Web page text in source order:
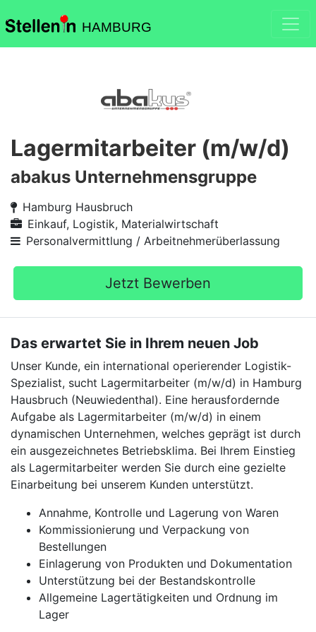
HAMBURG
Lagermitarbeiter (m/w/d)
abakus Unternehmensgruppe
Hamburg Hausbruch
Einkauf, Logistik, Materialwirtschaft
Personalvermittlung / Arbeitnehmerüberlassung
Jetzt Bewerben
Das erwartet Sie in Ihrem neuen Job
Unser Kunde, ein international operierender Logistik-
Spezialist, sucht Lagermitarbeiter (m/w/d) in Hamburg
Hausbruch (Neuwiedenthal). Eine herausfordernde
Aufgabe als Lagermitarbeiter (m/w/d) in einem
dynamischen Unternehmen, welches geprägt ist durch
ein ausgezeichnetes Betriebsklima. Bei Ihrem Einstieg
als Lagermitarbeiter werden Sie durch eine gezielte
Einarbeitung bei unserem Kunden unterstützt.
Annahme, Kontrolle und Lagerung von Waren
Kommissionierung und Verpackung von
Bestellungen
Einlagerung von Produkten und Dokumentation
Unterstützung bei der Bestandskontrolle
Allgemeine Lagertätigkeiten und Ordnung im
Lager